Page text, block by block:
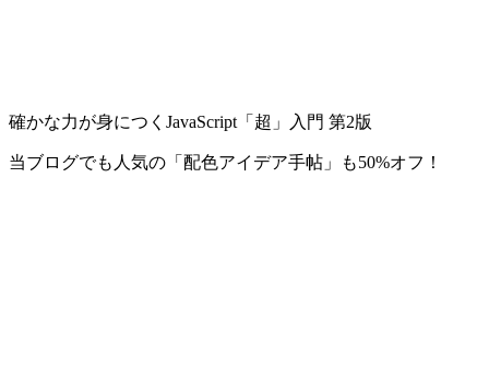
確かな力が身につくJavaScript「超」入門 第2版
当ブログでも人気の「配色アイデア手帖」も50%オフ！